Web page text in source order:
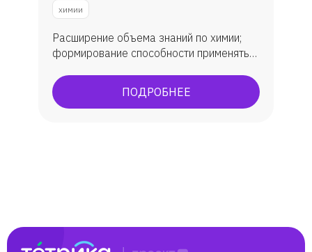
химии
Расширение объема знаний по химии;
формирование способности применять
определенного уровня практического
результата при систематическом
ПОДРОБНЕЕ